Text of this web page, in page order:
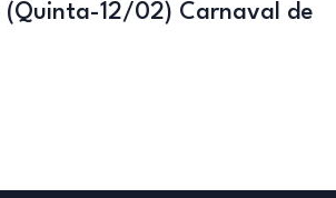
(Quinta-12/02) Carnaval de